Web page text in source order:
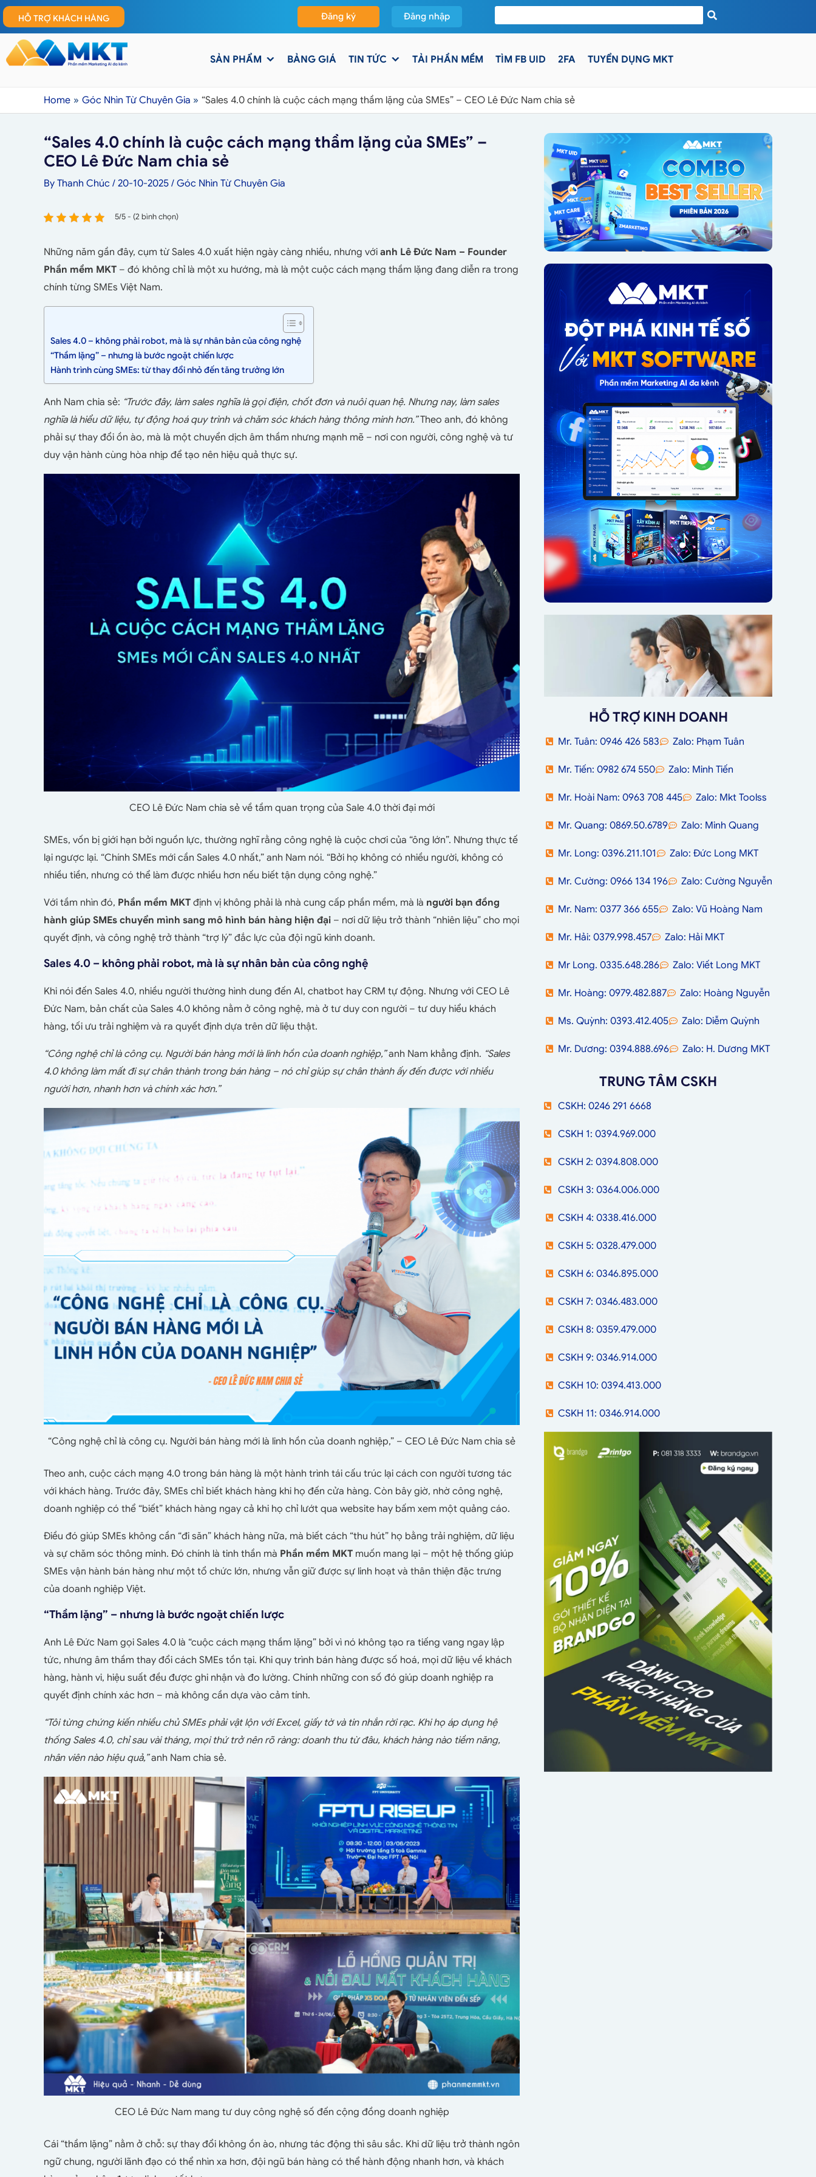
HỖ TRỢ KHÁCH HÀNG Đăng ký Đăng nhập
SẢN PHẨM BẢNG GIÁ TIN TỨC TẢI PHẦN MỀM TÌM FB UID 2FA TUYỂN DỤNG MKT
Home Góc Nhìn Từ Chuyên Gia “Sales 4.0 chính là cuộc cách mạng thầm lặng của SMEs” – CEO Lê Đức Nam chia sẻ
“Sales 4.0 chính là cuộc cách mạng thầm lặng của SMEs” –
CEO Lê Đức Nam chia sẻ
By Thanh Chúc / 20-10-2025 / Góc Nhìn Từ Chuyên Gia
5/5 - (2 bình chọn)
Những năm gần đây, cụm từ Sales 4.0 xuất hiện ngày càng nhiều, nhưng với anh Lê Đức Nam – Founder
Phần mềm MKT – đó không chỉ là một xu hướng, mà là một cuộc cách mạng thầm lặng đang diễn ra trong
chính từng SMEs Việt Nam.
Sales 4.0 – không phải robot, mà là sự nhân bản của công nghệ
“Thầm lặng” – nhưng là bước ngoặt chiến lược
Hành trình cùng SMEs: từ thay đổi nhỏ đến tăng trưởng lớn
Anh Nam chia sẻ: “Trước đây, làm sales nghĩa là gọi điện, chốt đơn và nuôi quan hệ. Nhưng nay, làm sales
nghĩa là hiểu dữ liệu, tự động hoá quy trình và chăm sóc khách hàng thông minh hơn.”Theo anh, đó không
phải sự thay đổi ồn ào, mà là một chuyển dịch âm thầm nhưng mạnh mẽ – nơi con người, công nghệ và tư
duy vận hành cùng hòa nhịp để tạo nên hiệu quả thực sự.
CEO Lê Đức Nam chia sẻ về tầm quan trọng của Sale 4.0 thời đại mới
SMEs, vốn bị giới hạn bởi nguồn lực, thường nghĩ rằng công nghệ là cuộc chơi của “ông lớn”. Nhưng thực tế
lại ngược lại. “Chính SMEs mới cần Sales 4.0 nhất,” anh Nam nói. “Bởi họ không có nhiều người, không có
nhiều tiền, nhưng có thể làm được nhiều hơn nếu biết tận dụng công nghệ.”
Với tầm nhìn đó, Phần mềm MKT định vị không phải là nhà cung cấp phần mềm, mà là người bạn đồng
hành giúp SMEs chuyển mình sang mô hình bán hàng hiện đại – nơi dữ liệu trở thành “nhiên liệu” cho mọi
quyết định, và công nghệ trở thành “trợ lý” đắc lực của đội ngũ kinh doanh.
Sales 4.0 – không phải robot, mà là sự nhân bản của công nghệ
Khi nói đến Sales 4.0, nhiều người thường hình dung đến AI, chatbot hay CRM tự động. Nhưng với CEO Lê
Đức Nam, bản chất của Sales 4.0 không nằm ở công nghệ, mà ở tư duy con người – tư duy hiểu khách
hàng, tối ưu trải nghiệm và ra quyết định dựa trên dữ liệu thật.
“Công nghệ chỉ là công cụ. Người bán hàng mới là linh hồn của doanh nghiệp,”anh Nam khẳng định. “Sales
4.0 không làm mất đi sự chân thành trong bán hàng – nó chỉ giúp sự chân thành ấy đến được với nhiều
người hơn, nhanh hơn và chính xác hơn.”
“Công nghệ chỉ là công cụ. Người bán hàng mới là linh hồn của doanh nghiệp,” – CEO Lê Đức Nam chia sẻ
Theo anh, cuộc cách mạng 4.0 trong bán hàng là một hành trình tái cấu trúc lại cách con người tương tác
với khách hàng. Trước đây, SMEs chỉ biết khách hàng khi họ đến cửa hàng. Còn bây giờ, nhờ công nghệ,
doanh nghiệp có thể “biết” khách hàng ngay cả khi họ chỉ lướt qua website hay bấm xem một quảng cáo.
Điều đó giúp SMEs không cần “đi săn” khách hàng nữa, mà biết cách “thu hút” họ bằng trải nghiệm, dữ liệu
và sự chăm sóc thông minh. Đó chính là tinh thần mà Phần mềm MKT muốn mang lại – một hệ thống giúp
SMEs vận hành bán hàng như một tổ chức lớn, nhưng vẫn giữ được sự linh hoạt và thân thiện đặc trưng
của doanh nghiệp Việt.
“Thầm lặng” – nhưng là bước ngoặt chiến lược
Anh Lê Đức Nam gọi Sales 4.0 là “cuộc cách mạng thầm lặng” bởi vì nó không tạo ra tiếng vang ngay lập
tức, nhưng âm thầm thay đổi cách SMEs tồn tại. Khi quy trình bán hàng được số hoá, mọi dữ liệu về khách
hàng, hành vi, hiệu suất đều được ghi nhận và đo lường. Chính những con số đó giúp doanh nghiệp ra
quyết định chính xác hơn – mà không cần dựa vào cảm tính.
“Tôi từng chứng kiến nhiều chủ SMEs phải vật lộn với Excel, giấy tờ và tin nhắn rời rạc. Khi họ áp dụng hệ
thống Sales 4.0, chỉ sau vài tháng, mọi thứ trở nên rõ ràng: doanh thu từ đâu, khách hàng nào tiềm năng,
nhân viên nào hiệu quả,”anh Nam chia sẻ.
CEO Lê Đức Nam mang tư duy công nghệ số đến cộng đồng doanh nghiệp
Cái “thầm lặng” nằm ở chỗ: sự thay đổi không ồn ào, nhưng tác động thì sâu sắc. Khi dữ liệu trở thành ngôn
ngữ chung, người lãnh đạo có thể nhìn xa hơn, đội ngũ bán hàng có thể hành động nhanh hơn, và khách
HỖ TRỢ KINH DOANH
Mr. Tuân: 0946 426 583 Zalo: Phạm Tuân
Mr. Tiến: 0982 674 550 Zalo: Minh Tiến
Mr. Hoài Nam: 0963 708 445 Zalo: Mkt Toolss
Mr. Quang: 0869.50.6789 Zalo: Minh Quang
Mr. Long: 0396.211.101 Zalo: Đức Long MKT
Mr. Cường: 0966 134 196 Zalo: Cường Nguyễn
Mr. Nam: 0377 366 655 Zalo: Vũ Hoàng Nam
Mr. Hải: 0379.998.457 Zalo: Hải MKT
Mr Long. 0335.648.286 Zalo: Viết Long MKT
Mr. Hoàng: 0979.482.887 Zalo: Hoàng Nguyễn
Ms. Quỳnh: 0393.412.405 Zalo: Diễm Quỳnh
Mr. Dương: 0394.888.696 Zalo: H. Dương MKT
TRUNG TÂM CSKH
CSKH: 0246 291 6668
CSKH 1: 0394.969.000
CSKH 2: 0394.808.000
CSKH 3: 0364.006.000
CSKH 4: 0338.416.000
CSKH 5: 0328.479.000
CSKH 6: 0346.895.000
CSKH 7: 0346.483.000
CSKH 8: 0359.479.000
CSKH 9: 0346.914.000
CSKH 10: 0394.413.000
CSKH 11: 0346.914.000